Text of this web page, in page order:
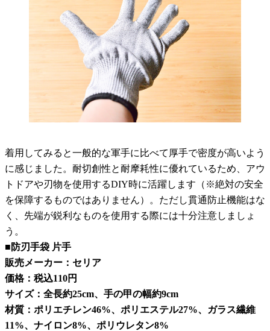
着用してみると一般的な軍手に比べて厚手で密度が高いよう
に感じました。耐切創性と耐摩耗性に優れているため、アウ
トドアや刃物を使用するDIY時に活躍します（※絶対の安全
を保障するものではありません）。ただし貫通防止機能はな
く、先端が鋭利なものを使用する際には十分注意しましょ
う。
■防刃手袋 片手
販売メーカー：セリア
価格：税込110円
サイズ：全長約25cm、手の甲の幅約9cm
材質：ポリエチレン46%、ポリエステル27%、ガラス繊維
11%、ナイロン8%、ポリウレタン8%